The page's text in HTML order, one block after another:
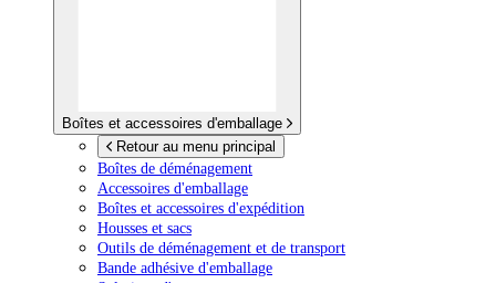
Boîtes et accessoires d'emballage
Retour au menu principal
Boîtes de déménagement
Accessoires d'emballage
Boîtes et accessoires d'expédition
Housses et sacs
Outils de déménagement et de transport
Bande adhésive d'emballage